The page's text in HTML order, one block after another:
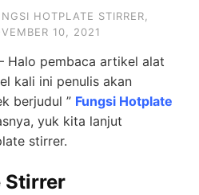
HOTPLATE STIRRER
10, 2021
Halo pembaca artikel alat
kali ini penulis akan
berjudul ” Fungsi Hotplate
yuk kita lanjut
stirrer.
Stirrer